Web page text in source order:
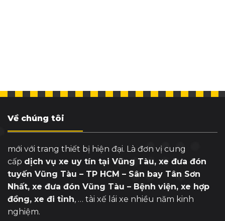
Về chúng tôi
mới với trang thiết bị hiện đại. Là đơn vị cung
cấp dịch vụ xe uy tín tại Vũng Tàu, xe đưa đón
tuyến Vũng Tàu – TP HCM – Sân bay Tân Sơn
Nhất, xe đưa đón Vũng Tàu – Bệnh viện, xe hợp
đồng, xe đi tỉnh, … tài xế lái xe nhiều năm kinh
nghiệm.